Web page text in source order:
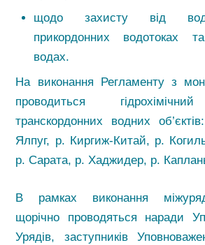
щодо захисту від
прикордонних водотоках
водах.
На виконання Регламенту з
проводиться
транскордонних водних
Ялпуг, р. Киргиж-Китай, р.
р. Сарата, р. Хаджидер, р.
В рамках виконання
щорічно проводяться наради
Урядів, заступників